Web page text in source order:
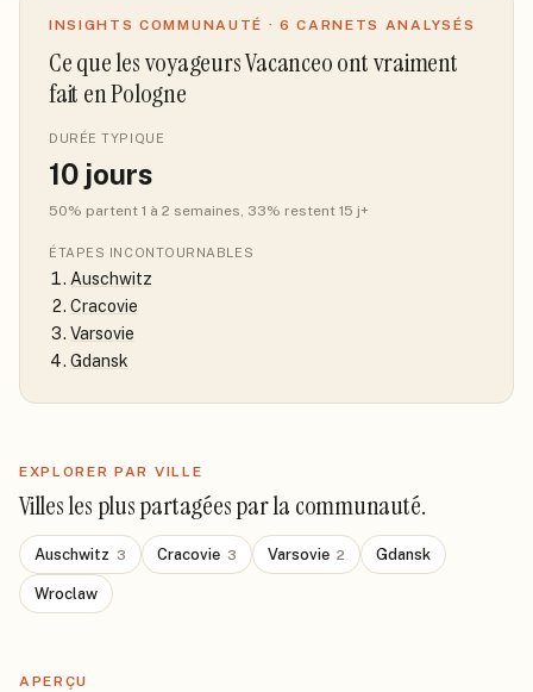
INSIGHTS COMMUNAUTÉ · 6 CARNETS ANALYSÉS
Ce que les voyageurs Vacanceo ont vraiment
fait en Pologne
DURÉE TYPIQUE
10 jours
50% partent 1 à 2 semaines, 33% restent 15 j+
ÉTAPES INCONTOURNABLES
Auschwitz
Cracovie
Varsovie
Gdansk
EXPLORER PAR VILLE
Villes les plus partagées par la communauté.
Auschwitz 3 Cracovie 3 Varsovie 2 Gdansk
Wroclaw
APERÇU